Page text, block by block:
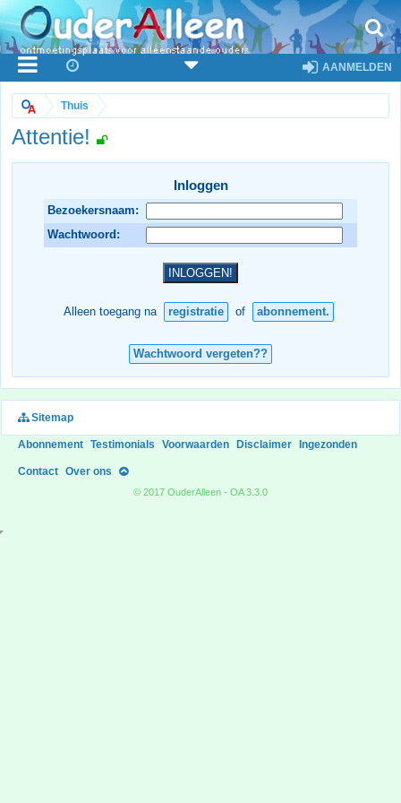
AANMELDEN
Thuis
Attentie!
Inloggen
Bezoekersnaam:
Wachtwoord:
Alleen toegang na registratie of abonnement.
Wachtwoord vergeten??
Sitemap
Abonnement Testimonials Voorwaarden Disclaimer Ingezonden
Contact Over ons
© 2017 OuderAlleen - OA 3.3.0